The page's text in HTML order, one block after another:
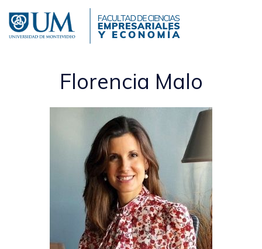
contenido
principal
Florencia Malo